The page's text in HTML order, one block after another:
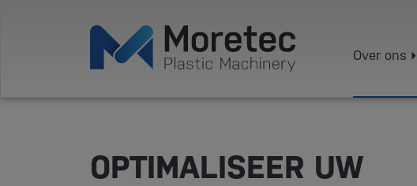
Over ons
OPTIMALISEER UW